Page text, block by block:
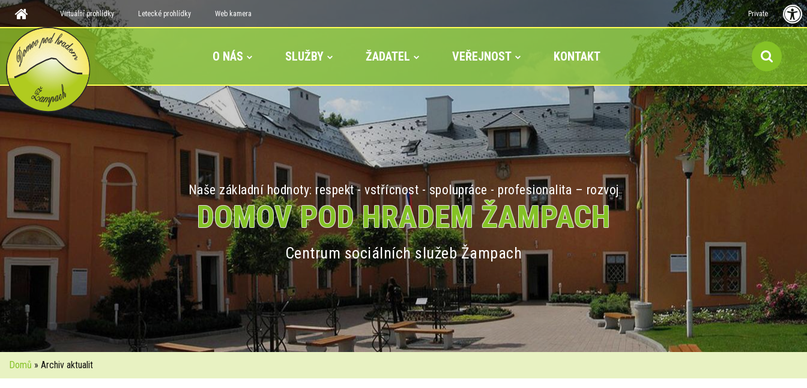
Virtuální prohlídky Letecké prohlídky Web kamera Private
O NÁS SLUŽBY ŽADATEL VEŘEJNOST KONTAKT
Naše základní hodnoty: respekt - vstřícnost - spolupráce - profesionalita – rozvoj
DOMOV POD HRADEM ŽAMPACH
Centrum sociálních služeb Žampach
Domů » Archiv aktualit